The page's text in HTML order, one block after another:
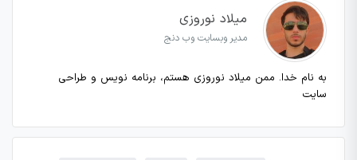
میلاد نوروزی
مدیر وبسایت وب دنج
به نام خدا. ممن میلاد نوروزی هستم، برنامه نویس و طراحی
سایت